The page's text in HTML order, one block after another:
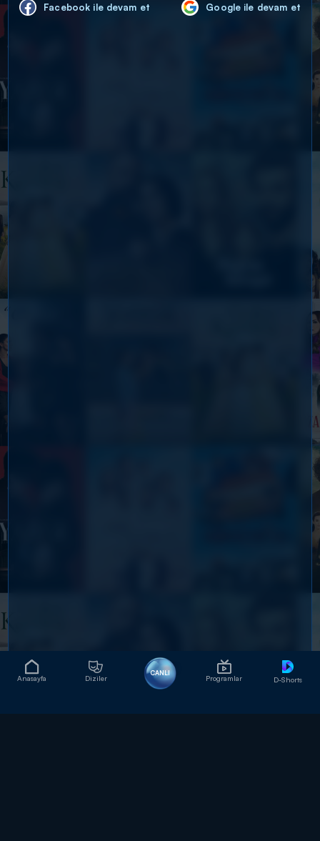
Anasayfa Diziler
CANLI
Programlar D-Shorts
Facebook ile devam et Google ile devam et